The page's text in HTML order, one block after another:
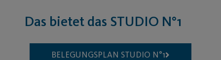
Das bietet das STUDIO N°1
BELEGUNGSPLAN STUDIO N°1​